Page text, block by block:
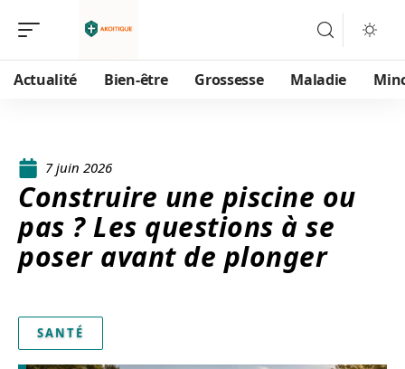
Actualité Bien-être Grossesse Maladie
7 juin 2026
Construire une piscine ou
pas ? Les questions à se
poser avant de plonger
SANTÉ